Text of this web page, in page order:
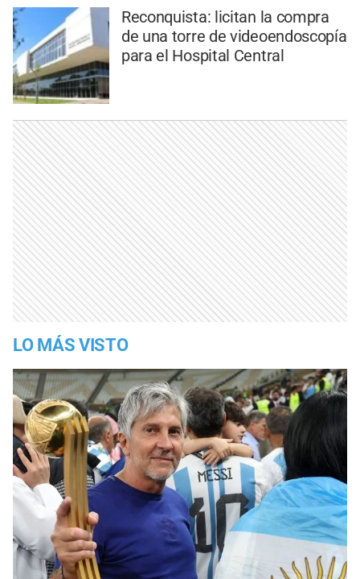
Reconquista: licitan la compra
de una torre de videoendoscopía
para el Hospital Central
LO MÁS VISTO